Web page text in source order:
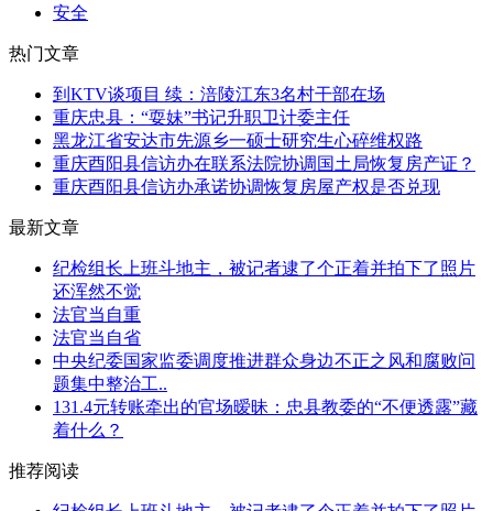
安全
热门文章
到KTV谈项目 续：涪陵江东3名村干部在场
重庆忠县：“耍妹”书记升职卫计委主任
黑龙江省安达市先源乡一硕士研究生心碎维权路
重庆酉阳县信访办在联系法院协调国土局恢复房产证？
重庆酉阳县信访办承诺协调恢复房屋产权是否兑现
最新文章
纪检组长上班斗地主，被记者逮了个正着并拍下了照片
还浑然不觉
法官当自重
法官当自省
中央纪委国家监委调度推进群众身边不正之风和腐败问
题集中整治工..
131.4元转账牵出的官场暧昧：忠县教委的“不便透露”藏
着什么？
推荐阅读